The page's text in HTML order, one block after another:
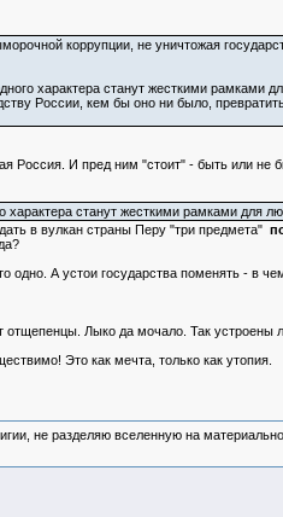
коррупции, не уничтожая
характера станут жесткими рамками
России, кем бы оно ни было,
Россия. И пред ним "стоит" - быть или не
станут жесткими рамками для
в вулкан страны Перу "три предмета"
одно. А устои государства поменять - в
Лыко да мочало. Так устроены
Это как мечта, только как утопия.
не разделяю вселенную на